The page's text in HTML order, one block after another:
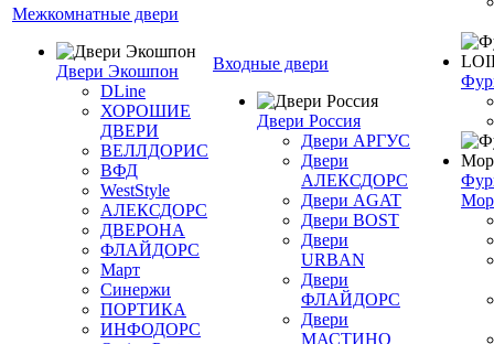
Межкомнатные двери
Двери Экошпон
DLine
ХОРОШИЕ
ДВЕРИ
ВЕЛЛДОРИС
ВФД
WestStyle
АЛЕКСДОРС
ДВЕРОНА
ФЛАЙДОРС
Март
Синержи
ПОРТИКА
ИНФОДОРС
Входные двери
Двери Россия
Двери АРГУС
Двери
АЛЕКСДОРС
Двери AGAT
Двери BOST
Двери
URBAN
Двери
ФЛАЙДОРС
Двери
МАСТИНО